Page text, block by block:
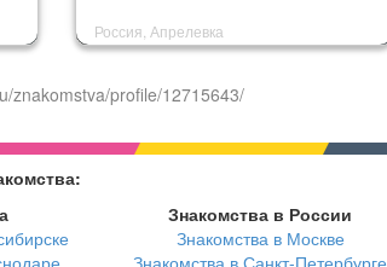
Россия, Апрелевка
znakomstva/profile/12715643/
Знакомства в России
Знакомства в Москве
Знакомства в Санкт-Петербурге